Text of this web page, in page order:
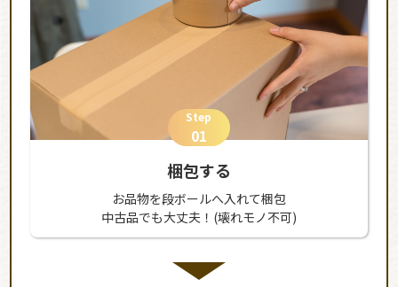
Step
01
梱包する
お品物を段ボールへ入れて梱包
中古品でも大丈夫！(壊れモノ不可)